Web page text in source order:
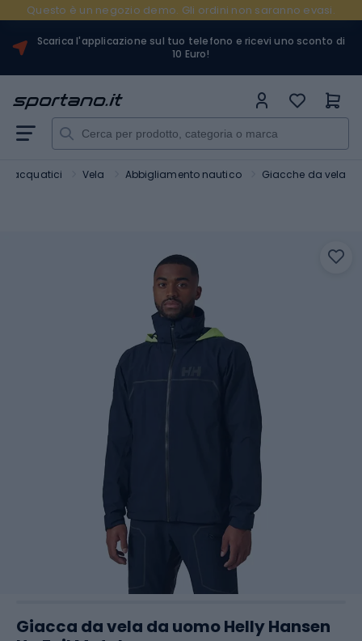
Questo è un negozio demo. Gli ordini non saranno evasi.
Scarica l'applicazione sul tuo telefono e ricevi uno sconto di
10 Euro!
acquatici Vela Abbigliamento nautico Giacche da vela
Giacca da vela da uomo Helly Hansen